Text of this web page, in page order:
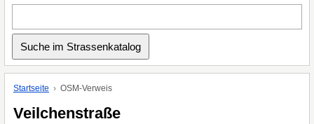
Startseite OSM-Verweis
Veilchenstraße